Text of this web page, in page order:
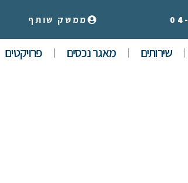
04- ממשק שותף
שירותים מאגר נכסים פרויקטים